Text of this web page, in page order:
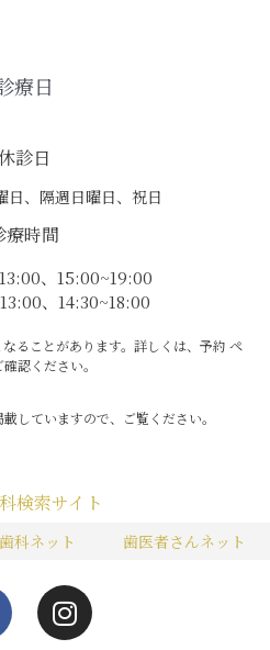
療日
診日
日、隔週日曜日、祝日
療時間
、15:00~19:00
、14:30~18:00
ることがあります。詳しくは、予約 ペ
認ください。
していますので、ご覧ください。
検索サイト
科ネット 歯医者さんネット
I
n